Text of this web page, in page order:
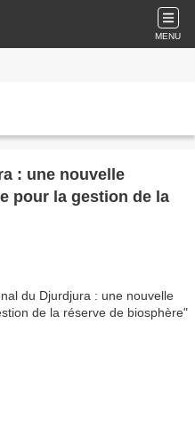
MENU
: une nouvelle
pour la gestion de la